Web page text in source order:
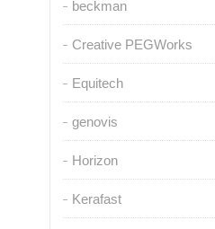
beckman
Creative PEGWorks
Equitech
genovis
Horizon
Kerafast